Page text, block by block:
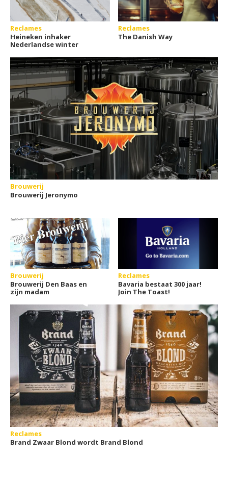
Reclames
Heineken inhaker
Nederlandse winter
Reclames
The Danish Way
Brouwerij
Brouwerij Jeronymo
Brouwerij
Brouwerij Den Baas en
zijn madam
Reclames
Bavaria bestaat 300 jaar!
Join The Toast!
Reclames
Brand Zwaar Blond wordt Brand Blond